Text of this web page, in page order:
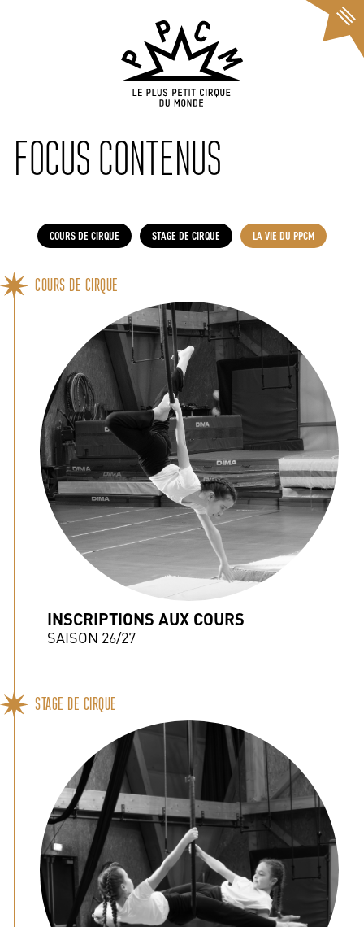
FOCUS CONTENUS
COURS DE CIRQUE STAGE DE CIRQUE LA VIE DU PPCM
COURS DE CIRQUE
INSCRIPTIONS AUX COURS
SAISON 26/27
STAGE DE CIRQUE